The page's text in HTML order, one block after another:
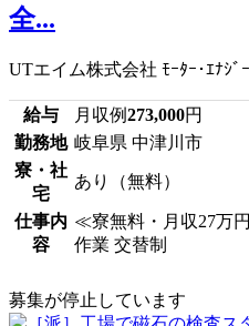
全...
UTエイム株式会社 ﾓｰﾀｰ･ｴﾅｼﾞ
給与 月収例273,000円
勤務地 岐阜県 中津川市
寮・社
宅
あり（無料）
仕事内
容
≪寮無料・月収27万
作業 交替制
募集が停止しています